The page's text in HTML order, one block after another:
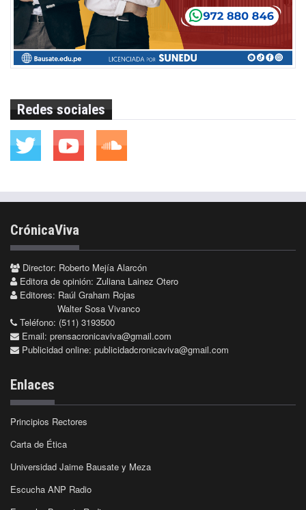
Redes sociales
CrónicaViva
Director: Roberto Mejía Alarcón
Editora de opinión: Zuliana Lainez Otero
Editores: Raúl Graham Rojas
Walter Sosa Vivanco
Teléfono: (511) 3193500
Email: prensacronicaviva@gmail.com
Publicidad online: publicidadcronicaviva@gmail.com
Enlaces
Principios Rectores
Carta de Ética
Universidad Jaime Bausate y Meza
Escucha ANP Radio